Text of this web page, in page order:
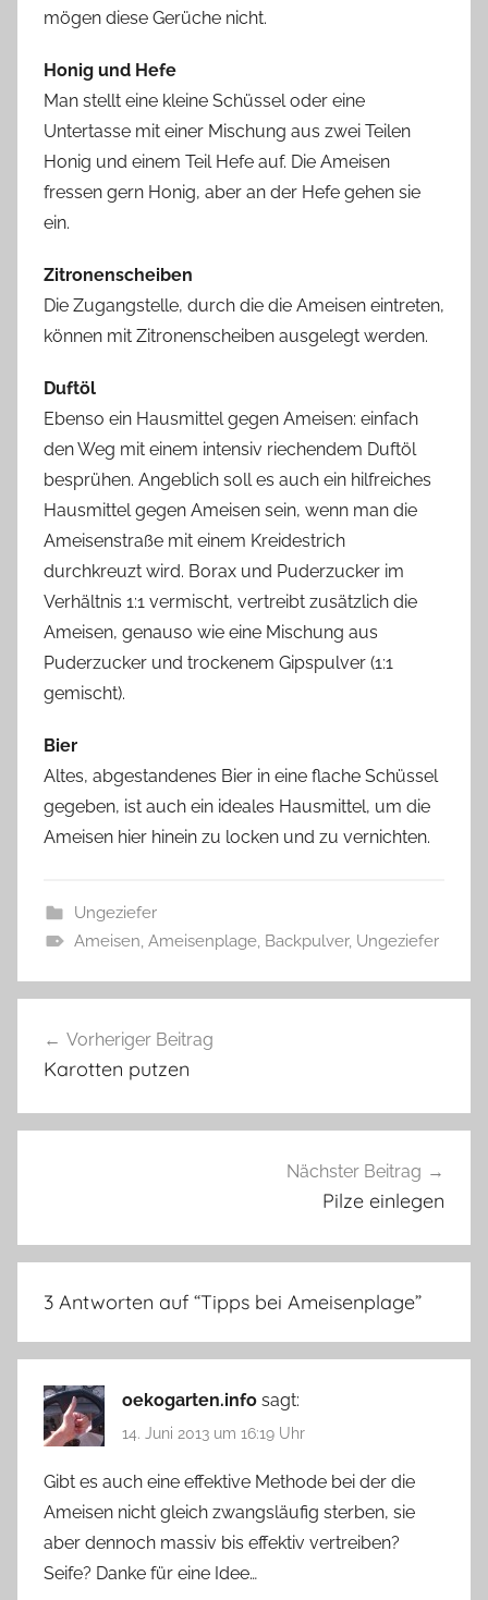
mögen diese Gerüche nicht.
Honig und Hefe
Man stellt eine kleine Schüssel oder eine
Untertasse mit einer Mischung aus zwei Teilen
Honig und einem Teil Hefe auf. Die Ameisen
fressen gern Honig, aber an der Hefe gehen sie
ein.
Zitronenscheiben
Die Zugangstelle, durch die die Ameisen eintreten,
können mit Zitronenscheiben ausgelegt werden.
Duftöl
Ebenso ein Hausmittel gegen Ameisen: einfach
den Weg mit einem intensiv riechendem Duftöl
besprühen. Angeblich soll es auch ein hilfreiches
Hausmittel gegen Ameisen sein, wenn man die
Ameisenstraße mit einem Kreidestrich
durchkreuzt wird. Borax und Puderzucker im
Verhältnis 1:1 vermischt, vertreibt zusätzlich die
Ameisen, genauso wie eine Mischung aus
Puderzucker und trockenem Gipspulver (1:1
gemischt).
Bier
Altes, abgestandenes Bier in eine flache Schüssel
gegeben, ist auch ein ideales Hausmittel, um die
Ameisen hier hinein zu locken und zu vernichten.
Ungeziefer
Ameisen, Ameisenplage, Backpulver, Ungeziefer
Vorheriger Beitrag
Karotten putzen
Nächster Beitrag
Pilze einlegen
3 Antworten auf “Tipps bei Ameisenplage”
oekogarten.info sagt:
14. Juni 2013 um 16:19 Uhr
Gibt es auch eine effektive Methode bei der die
Ameisen nicht gleich zwangsläufig sterben, sie
aber dennoch massiv bis effektiv vertreiben?
Seife? Danke für eine Idee…